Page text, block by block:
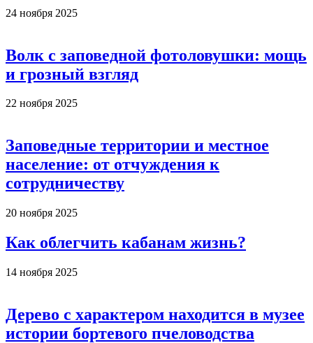
24 ноября 2025
Волк с заповедной фотоловушки: мощь
и грозный взгляд
22 ноября 2025
Заповедные территории и местное
население: от отчуждения к
сотрудничеству
20 ноября 2025
Как облегчить кабанам жизнь?
14 ноября 2025
Дерево с характером находится в музее
истории бортевого пчеловодства